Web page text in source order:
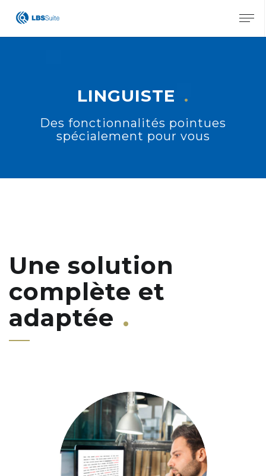
X
LINGUISTE
Des fonctionnalités pointues
spécialement pour vous
Une solution
complète et
adaptée